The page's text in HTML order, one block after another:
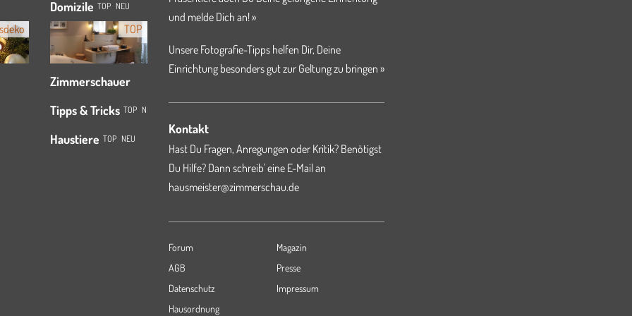
Domizile TOP NEU
TOP
Zimmerschauer
Tipps & Tricks TOP NEU
Haustiere TOP NEU
und melde Dich an! »
Unsere Fotografie-Tipps helfen Dir, Deine
Einrichtung besonders gut zur Geltung zu bringen »
Kontakt
Hast Du Fragen, Anregungen oder Kritik? Benötigst
Du Hilfe? Dann schreib' eine E-Mail an
hausmeister@zimmerschau.de
Forum
Magazin
AGB
Presse
Datenschutz
Impressum
Hausordnung